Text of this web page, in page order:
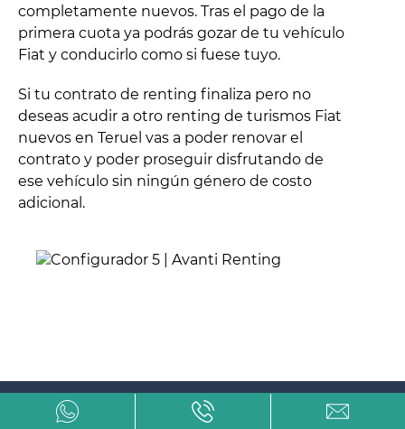
completamente nuevos. Tras el pago de la
primera cuota ya podrás gozar de tu vehículo
Fiat y conducirlo como si fuese tuyo.
Si tu contrato de renting finaliza pero no
deseas acudir a otro renting de turismos Fiat
nuevos en Teruel vas a poder renovar el
contrato y poder proseguir disfrutando de
ese vehículo sin ningún género de costo
adicional.